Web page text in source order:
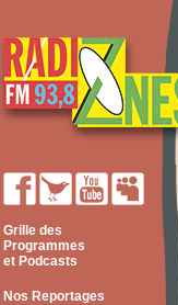
Grille des
Programmes
et Podcasts
Nos Reportages